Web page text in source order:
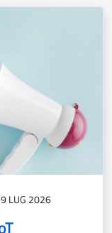
LUG 2026